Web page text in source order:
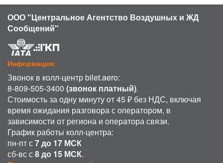
ООО "Центральное Агентство Воздушных и ЖД
Сообщений"
Информация:
Звонок в колл-центр bilet.aero:
8-809-505-3400 (звонок платный).
Стоимость за одну минуту от 45 ₽ без НДС, включая
время ожидания разговора с оператором, в
зависимости от региона и оператора связи.
График работы колл-центра:
пн-пт с7 до 17 МСК
сб-вс с8 до 15 МСК.